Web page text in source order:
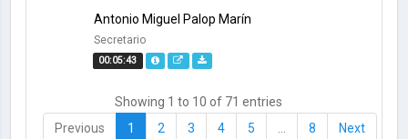
00:05:43
Antonio Miguel Palop Marín
Secretario
Showing 1 to 10 of 71 entries
Previous
1 2 3 4 5 8 Next